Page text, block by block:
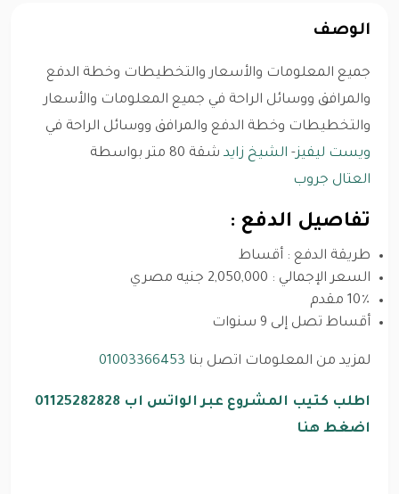
الوصف
جميع المعلومات والأسعار والتخطيطات وخطة الدفع
والمرافق ووسائل الراحة في جميع المعلومات والأسعار
والتخطيطات وخطة الدفع والمرافق ووسائل الراحة في
ويست ليفيز- الشيخ زايد شقة 80 متر بواسطة
العتال جروب
تفاصيل الدفع :
طريقة الدفع : أقساط
السعر الإجمالي : 2,050,000 جنيه مصري
10٪ مقدم
أقساط تصل إلى 9 سنوات
لمزيد من المعلومات اتصل بنا 01003366453
اطلب كتيب المشروع عبر الواتس اب 01125282828
اضغط هنا